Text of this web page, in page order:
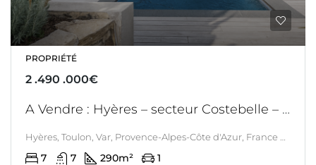
PROPRIÉTÉ
2 .490 .000€
A Vendre : Hyères – secteur Costebelle – proche de la plage de l’Almanarre – Villa contemporaine 6/7 chambres – vue mer – piscine – Garage – Atelier – Stockage
7 7 290m² 1